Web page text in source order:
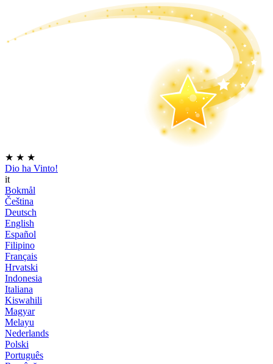
★ ★ ★
Dio ha Vinto!
it
Bokmål
Čeština
Deutsch
English
Español
Filipino
Français
Hrvatski
Indonesia
Italiana
Kiswahili
Magyar
Melayu
Nederlands
Polski
Português